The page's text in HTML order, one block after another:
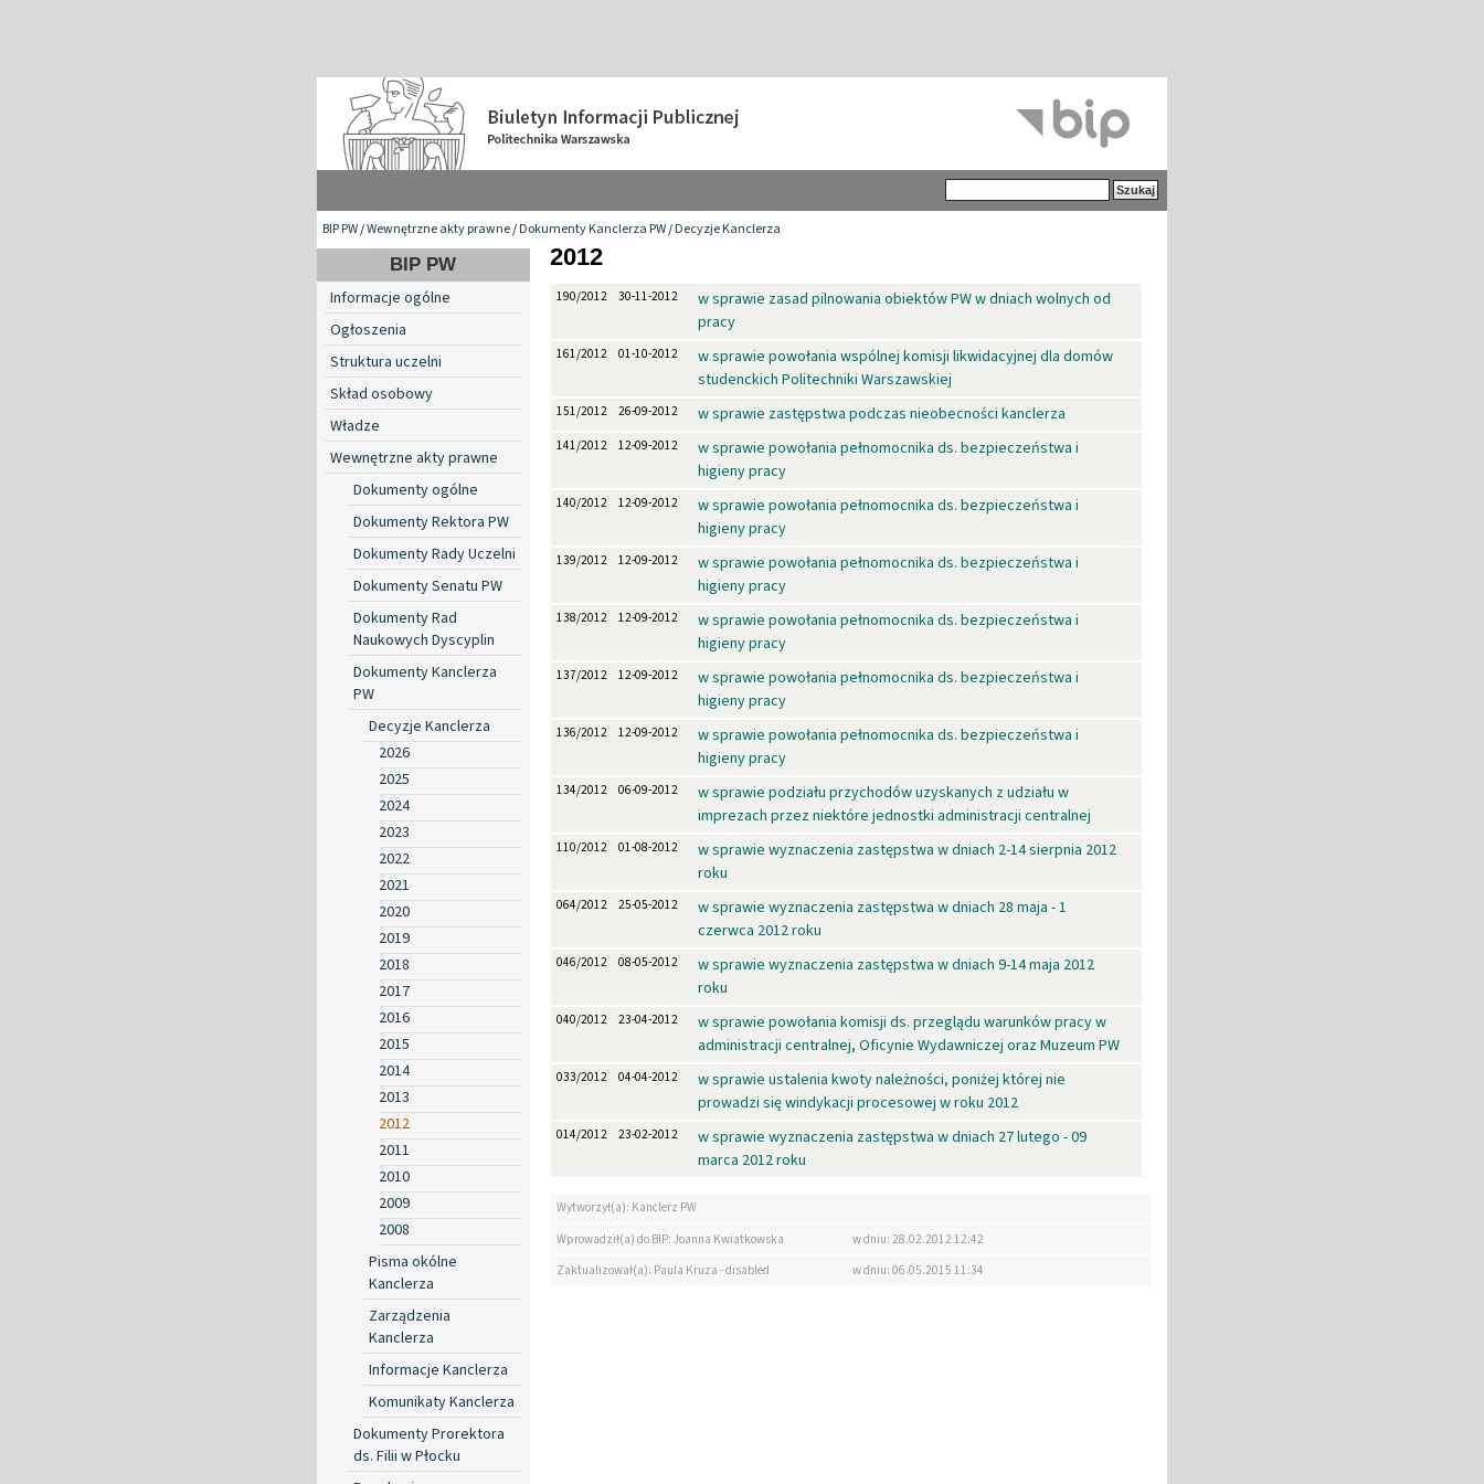
BIP PW/Wewnętrzne akty prawne/Dokumenty Kanclerza PW/Decyzje Kanclerza
BIP PW
Informacje ogólne
Ogłoszenia
Struktura uczelni
Skład osobowy
Władze
Wewnętrzne akty prawne
Dokumenty ogólne
Dokumenty Rektora PW
Dokumenty Rady Uczelni
Dokumenty Senatu PW
Dokumenty Rad
Naukowych Dyscyplin
Dokumenty Kanclerza
PW
Decyzje Kanclerza
2026
2025
2024
2023
2022
2021
2020
2019
2018
2017
2016
2015
2014
2013
2012
2011
2010
2009
2008
Pisma okólne
Kanclerza
Zarządzenia
Kanclerza
Informacje Kanclerza
Komunikaty Kanclerza
Dokumenty Prorektora
ds. Filii w Płocku
2012
190/2012 30-11-2012
w sprawie zasad pilnowania obiektów PW w dniach wolnych od
pracy
161/2012 01-10-2012
w sprawie powołania wspólnej komisji likwidacyjnej dla domów
studenckich Politechniki Warszawskiej
151/2012 26-09-2012 w sprawie zastępstwa podczas nieobecności kanclerza
141/2012 12-09-2012
w sprawie powołania pełnomocnika ds. bezpieczeństwa i
higieny pracy
140/2012 12-09-2012
w sprawie powołania pełnomocnika ds. bezpieczeństwa i
higieny pracy
139/2012 12-09-2012
w sprawie powołania pełnomocnika ds. bezpieczeństwa i
higieny pracy
138/2012 12-09-2012
w sprawie powołania pełnomocnika ds. bezpieczeństwa i
higieny pracy
137/2012 12-09-2012
w sprawie powołania pełnomocnika ds. bezpieczeństwa i
higieny pracy
136/2012 12-09-2012
w sprawie powołania pełnomocnika ds. bezpieczeństwa i
higieny pracy
134/2012 06-09-2012
w sprawie podziału przychodów uzyskanych z udziału w
imprezach przez niektóre jednostki administracji centralnej
110/2012 01-08-2012
w sprawie wyznaczenia zastępstwa w dniach 2-14 sierpnia 2012
roku
064/2012 25-05-2012
w sprawie wyznaczenia zastępstwa w dniach 28 maja - 1
czerwca 2012 roku
046/2012 08-05-2012
w sprawie wyznaczenia zastępstwa w dniach 9-14 maja 2012
roku
040/2012 23-04-2012
w sprawie powołania komisji ds. przeglądu warunków pracy w
administracji centralnej, Oficynie Wydawniczej oraz Muzeum PW
033/2012 04-04-2012
w sprawie ustalenia kwoty należności, poniżej której nie
prowadzi się windykacji procesowej w roku 2012
014/2012 23-02-2012
w sprawie wyznaczenia zastępstwa w dniach 27 lutego - 09
marca 2012 roku
Wytworzył(a): Kanclerz PW
Wprowadził(a) do BIP: Joanna Kwiatkowska
w dniu: 28.02.2012 12:42
Zaktualizował(a): Paula Kruza - disabled
w dniu: 06.05.2015 11:34